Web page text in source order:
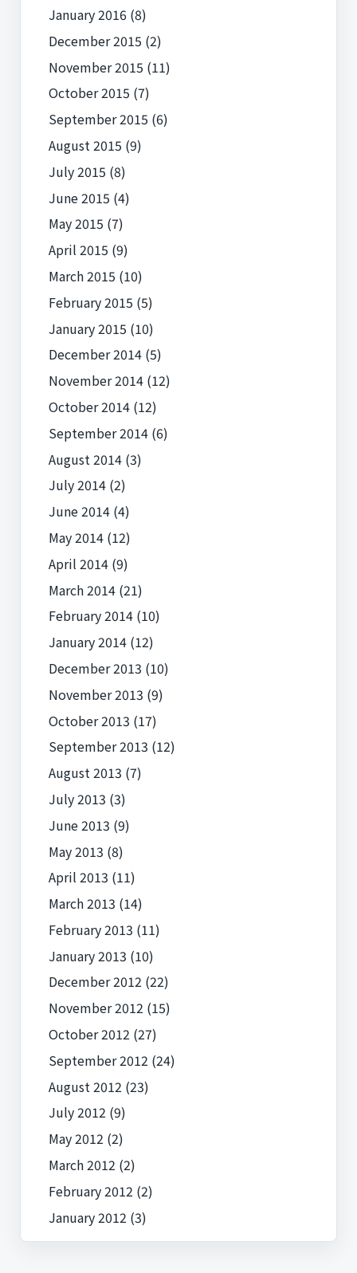
January 2016(8)
December 2015 (2)
November 2015 (11)
October 2015 (7)
September 2015 (6)
August 2015 (9)
July 2015 (8)
June 2015 (4)
May 2015 (7)
April 2015 (9)
March 2015 (10)
February 2015 (5)
January 2015 (10)
December 2014(5)
November 2014(12)
October 2014(12)
September 2014(6)
August 2014(3)
July 2014(2)
June 2014(4)
May 2014(12)
April 2014(9)
March 2014(21)
February 2014(10)
January 2014(12)
December 2013 (10)
November 2013 (9)
October 2013 (17)
September 2013 (12)
August 2013 (7)
July 2013 (3)
June 2013 (9)
May 2013 (8)
April 2013 (11)
March 2013 (14)
February 2013 (11)
January 2013 (10)
December 2012 (22)
November 2012 (15)
October 2012 (27)
September 2012 (24)
August 2012 (23)
July 2012 (9)
May 2012 (2)
March 2012 (2)
February 2012 (2)
January 2012 (3)